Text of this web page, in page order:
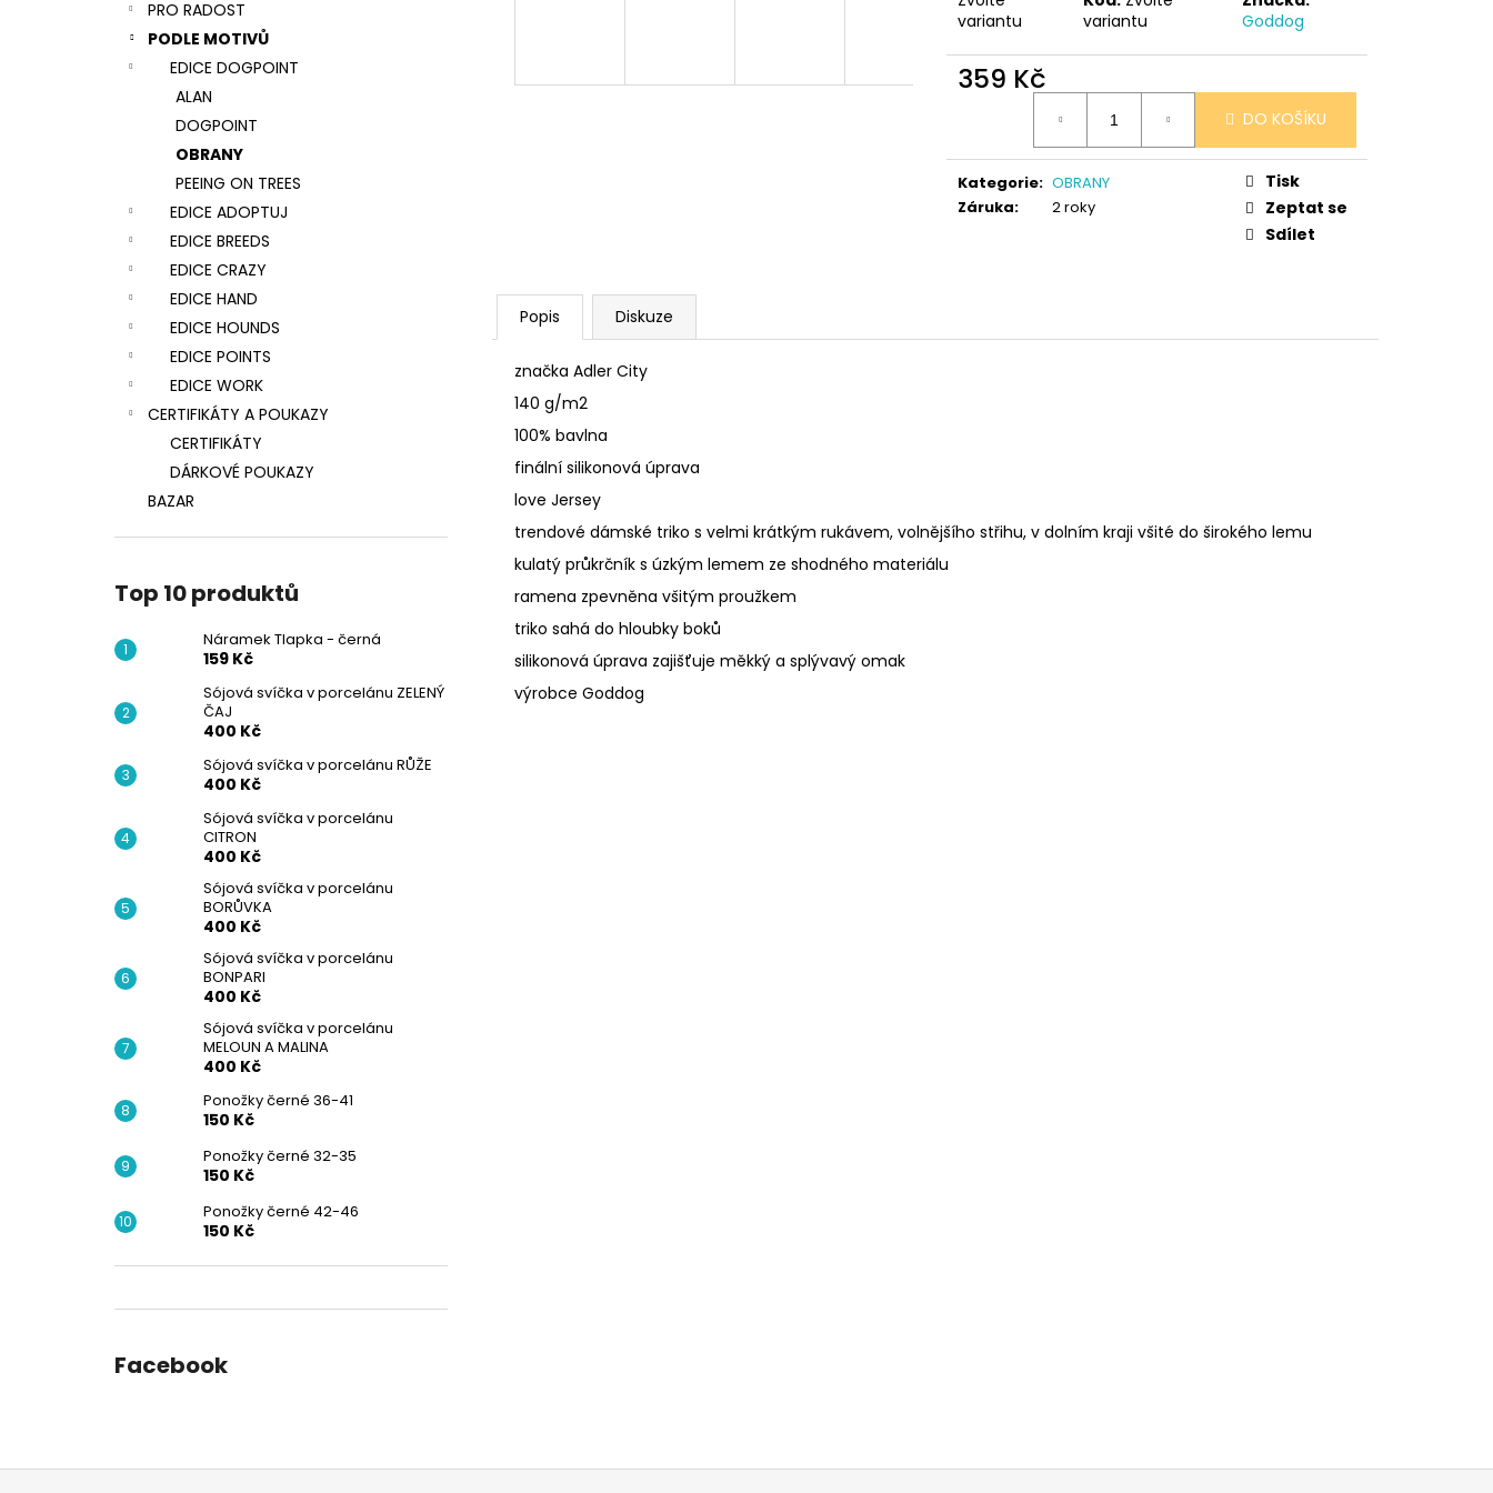
PRO RADOST
PODLE MOTIVŮ
EDICE DOGPOINT
ALAN
DOGPOINT
OBRANY
PEEING ON TREES
EDICE ADOPTUJ
EDICE BREEDS
EDICE CRAZY
EDICE HAND
EDICE HOUNDS
EDICE POINTS
EDICE WORK
CERTIFIKÁTY A POUKAZY
CERTIFIKÁTY
DÁRKOVÉ POUKAZY
BAZAR
Top 10 produktů
Náramek Tlapka - černá
159 Kč
Sójová svíčka v porcelánu ZELENÝ
ČAJ
400 Kč
Sójová svíčka v porcelánu RŮŽE
400 Kč
Sójová svíčka v porcelánu
CITRON
400 Kč
Sójová svíčka v porcelánu
BORŮVKA
400 Kč
Sójová svíčka v porcelánu
BONPARI
400 Kč
Sójová svíčka v porcelánu
MELOUN A MALINA
400 Kč
Ponožky černé 36-41
150 Kč
Ponožky černé 32-35
150 Kč
Ponožky černé 42-46
150 Kč
Facebook
variantu
variantu
Goddog
359 Kč
DO KOŠÍKU
Kategorie: OBRANY
Záruka: 2 roky
Tisk
Zeptat se
Sdílet
Popis Diskuze
značka Adler City
140 g/m2
100% bavlna
finální silikonová úprava
love Jersey
trendové dámské triko s velmi krátkým rukávem, volnějšího střihu, v dolním kraji všité do širokého lemu
kulatý průkrčník s úzkým lemem ze shodného materiálu
ramena zpevněna všitým proužkem
triko sahá do hloubky boků
silikonová úprava zajišťuje měkký a splývavý omak
výrobce Goddog
NÁRAMEK TLAPKA - ČERNÁ
159 Kč
SÓJOVÁ SVÍČKA V PORCELÁNU RŮŽE
Z